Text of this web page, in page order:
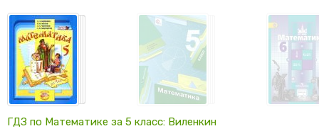
ГДЗ по Математике за 5 класс: Виленкин